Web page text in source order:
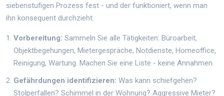
siebenstufigen Prozess fest - und der funktioniert, wenn man
ihn konsequent durchzieht.
Vorbereitung: Sammeln Sie alle Tätigkeiten: Büroarbeit,
Objektbegehungen, Mietergespräche, Notdienste, Homeoffice,
Reinigung, Wartung. Machen Sie eine Liste - keine Annahmen.
Gefährdungen identifizieren: Was kann schiefgehen?
Stolperfallen? Schimmel in der Wohnung? Aggressive Mieter?